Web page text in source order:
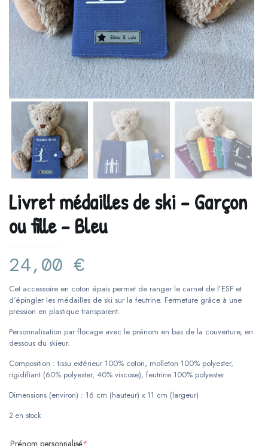
Livret médailles de ski – Garçon
ou fille – Bleu
24,00 €
Cet accessoire en coton épais permet de ranger le carnet de l’ESF et
d’épingler les médailles de ski sur la feutrine. Fermeture grâce à une
pression en plastique transparent.
Personnalisation par flocage avec le prénom en bas de la couverture, en
dessous du skieur.
Composition : tissu extérieur 100% coton, molleton 100% polyester,
rigidifiant (60% polyester, 40% viscose), feutrine 100% polyester
Dimensions (environ) : 16 cm (hauteur) x 11 cm (largeur)
2 en stock
Prénom personnalisé*